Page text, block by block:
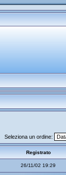
Seleziona un ordine:
Registrato
26/11/02 19:29